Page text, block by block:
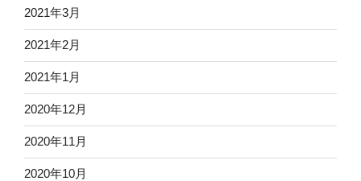
2021年3月
2021年2月
2021年1月
2020年12月
2020年11月
2020年10月